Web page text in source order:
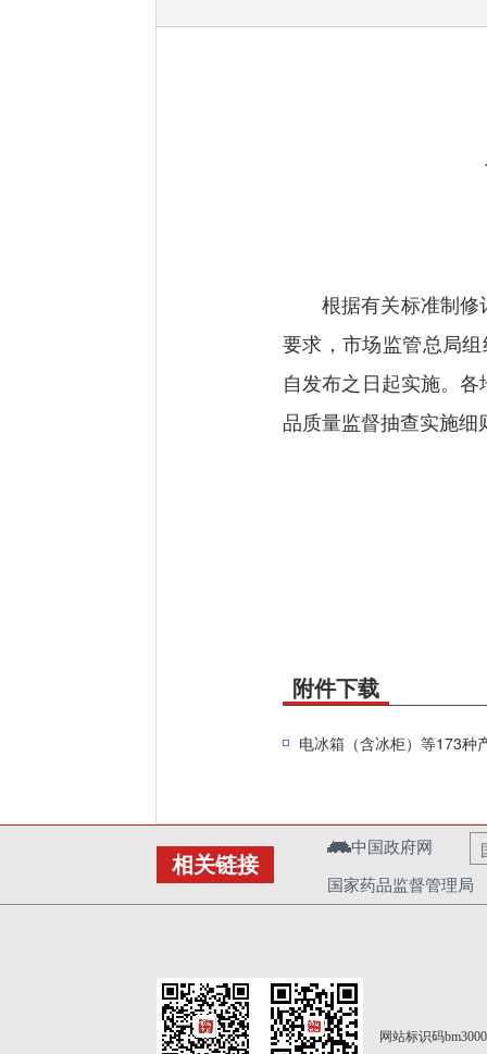
根据有关标准制修
要求，市场监管总局
自发布之日起实施。
品质量监督抽查实施细
附件下载
电冰箱（含冰柜）等173种
相关链接
中国政府网
国家药品监督管理局
网站标识码